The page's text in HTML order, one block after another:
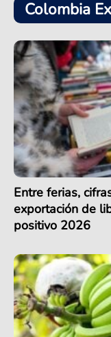
Colombia
Entre ferias,
exportación de
positivo 2026